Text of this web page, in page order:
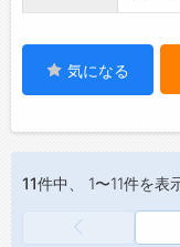
13:00
【やり
のが私
お客
げる
気になる
11件中、 1〜11件を表